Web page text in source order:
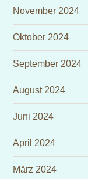
November 2024
Oktober 2024
September 2024
August 2024
Juni 2024
April 2024
März 2024